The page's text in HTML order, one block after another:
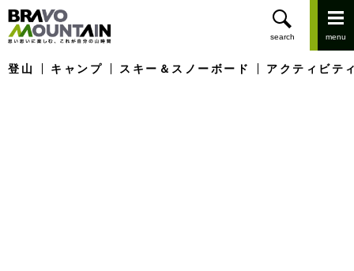
登山 キャンプ スキー＆スノーボード アクティビテ